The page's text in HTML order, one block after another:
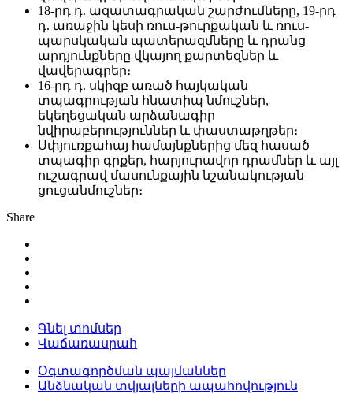
18-րդ դ. ազատագրական շարժումները, 19-րդ
դ. առաջին կեսի ռուս-թուրքական և ռուս-
պարսկական պատերազմները և դրանց
արդյունքները վկայող քարտեզներ և
վավերագրեր։
16-րդ դ. սկիզբ առած հայկական
տպագրության հնատիպ նմուշներ,
եկեղեցական արձանագիր
նվիրաբերություններ և փաստաթղթեր։
Սփյուռքահայ համայնքներից մեզ հասած
տպագիր գրքեր, հարյուրավոր դրամներ և այլ
ուշագրավ մասունքային նշանակության
ցուցանմուշներ։
Share
Գնել տոմսեր
Վաճառասրահ
Օգտագործման պայմաններ
Անձնական տվյալների ապահովություն